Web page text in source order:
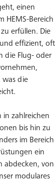
einen
HEMS-Bereich
erfüllen. Die
effizient, oft
die Flug- oder
was die
in zahlreichen
bis hin zu
im Bereich
ein
abdecken, von
modulares